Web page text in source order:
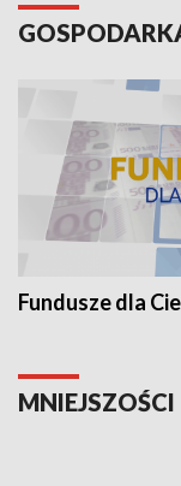
Fundusze dla
MNIEJSZOŚCI